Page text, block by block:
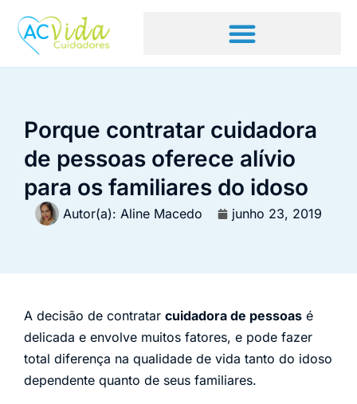
Porque contratar cuidadora
de pessoas oferece alívio
para os familiares do idoso
Autor(a): Aline Macedo junho 23, 2019
A decisão de contratar cuidadora de pessoas é
delicada e envolve muitos fatores, e pode fazer
total diferença na qualidade de vida tanto do idoso
dependente quanto de seus familiares.